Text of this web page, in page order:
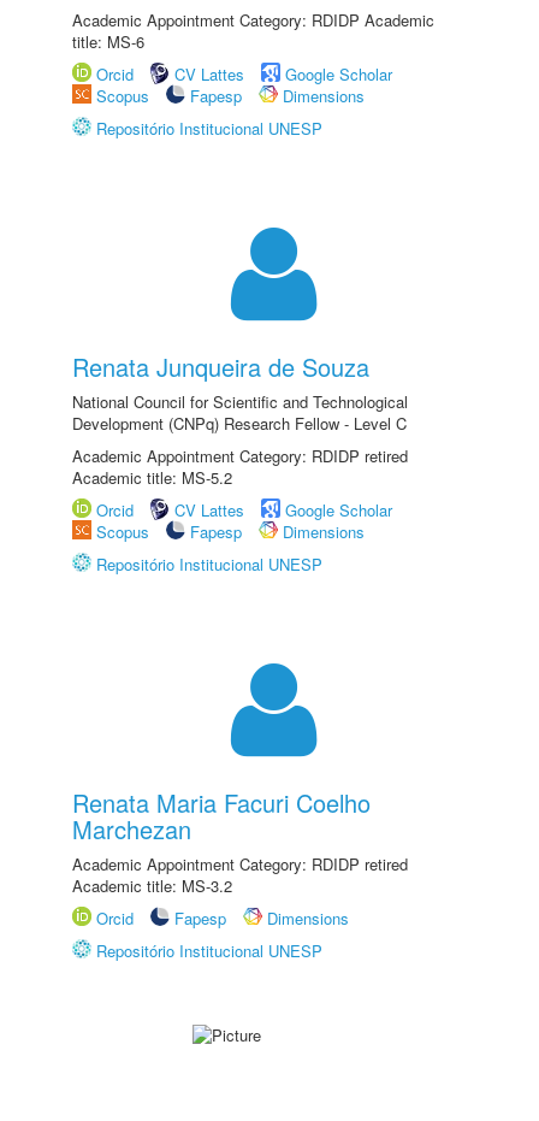
Academic Appointment Category: RDIDP Academic
title: MS-6
Orcid
CV Lattes
Google Scholar
Scopus
Fapesp
Dimensions
Repositório Institucional UNESP
Renata Junqueira de Souza
National Council for Scientific and Technological
Development (CNPq) Research Fellow - Level C
Academic Appointment Category: RDIDP retired
Academic title: MS-5.2
Orcid
CV Lattes
Google Scholar
Scopus
Fapesp
Dimensions
Repositório Institucional UNESP
Renata Maria Facuri Coelho
Marchezan
Academic Appointment Category: RDIDP retired
Academic title: MS-3.2
Orcid
Fapesp
Dimensions
Repositório Institucional UNESP